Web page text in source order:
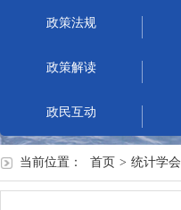
政策法规
政策解读
政民互动
当前位置： 首页 > 统计学会